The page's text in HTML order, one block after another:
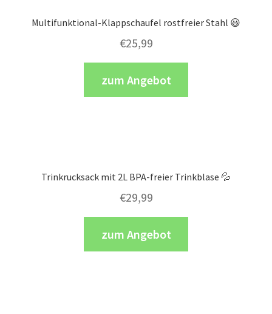
Multifunktional-Klappschaufel rostfreier Stahl 😃
€25,99
zum Angebot
Trinkrucksack mit 2L BPA-freier Trinkblase 💦
€29,99
zum Angebot